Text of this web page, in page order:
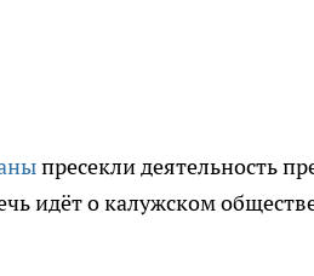
пресекли деятельность
идёт о калужском